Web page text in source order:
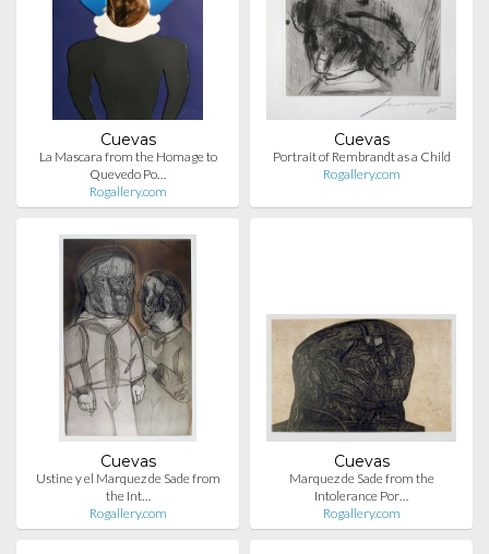
Cuevas
La Mascara from the Homage to
Quevedo Po…
Rogallery.com
Cuevas
Portrait of Rembrandt as a Child
Rogallery.com
Cuevas
Ustine y el Marquez de Sade from
the Int…
Rogallery.com
Cuevas
Marquez de Sade from the
Intolerance Por…
Rogallery.com